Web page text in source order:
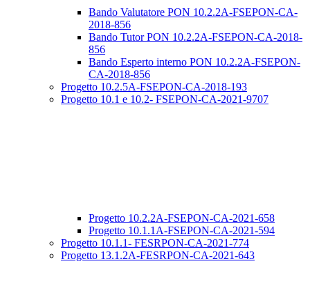
Bando Valutatore PON 10.2.2A-FSEPON-CA-
2018-856
Bando Tutor PON 10.2.2A-FSEPON-CA-2018-
856
Bando Esperto interno PON 10.2.2A-FSEPON-
CA-2018-856
Progetto 10.2.5A-FSEPON-CA-2018-193
Progetto 10.1 e 10.2- FSEPON-CA-2021-9707
Progetto 10.2.2A-FSEPON-CA-2021-658
Progetto 10.1.1A-FSEPON-CA-2021-594
Progetto 10.1.1- FESRPON-CA-2021-774
Progetto 13.1.2A-FESRPON-CA-2021-643